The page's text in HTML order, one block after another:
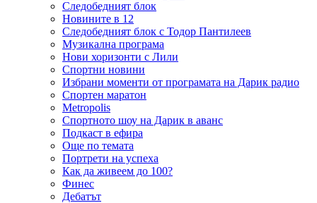
Следобедният блок
Новините в 12
Следобедният блок с Тодор Пантилеев
Музикална програма
Нови хоризонти с Лили
Спортни новини
Избрани моменти от програмата на Дарик радио
Спортен маратон
Metropolis
Спортното шоу на Дарик в аванс
Подкаст в ефира
Още по темата
Портрети на успеха
Как да живеем до 100?
Финес
Дебатът